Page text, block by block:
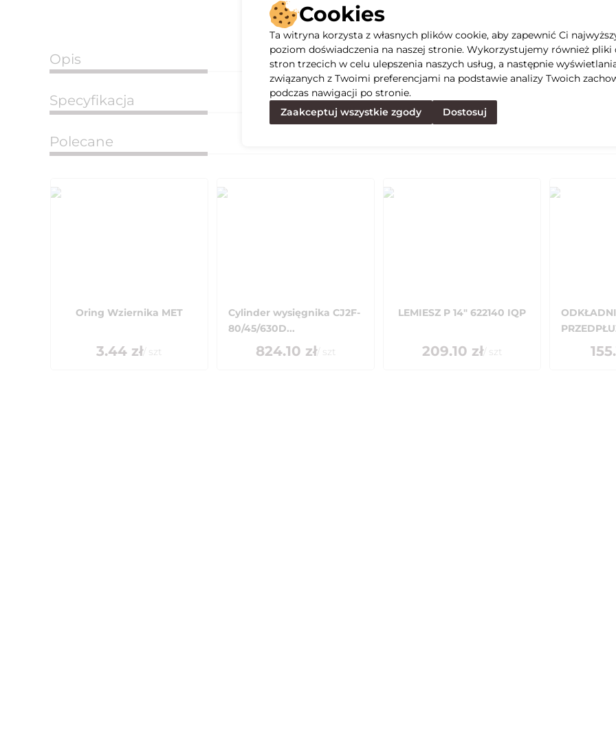
Opis
Specyfikacja
Polecane
Oring Wziernika MET
3.44 zł/ szt
Cylinder wysięgnika CJ2F-
80/45/630D...
824.10 zł/ szt
LEMIESZ P 14" 622140 IQP
209.10 zł/ szt
Cookies
Ta witryna korzysta z własnych plików cookie, aby zapewnić Ci
poziom doświadczenia na naszej stronie. Wykorzystujemy również pliki
stron trzecich w celu ulepszenia naszych usług, a następnie
związanych z Twoimi preferencjami na podstawie analizy Twoich
podczas nawigacji po stronie.
Zaakceptuj wszystkie zgody
Dostosuj